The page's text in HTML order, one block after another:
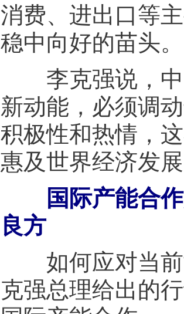
消费、进出口等
稳中向好的苗头
李克强说，中
新动能，必须调
积极性和热情，
惠及世界经济发
国际产能合
良方
如何应对当前
克强总理给出的